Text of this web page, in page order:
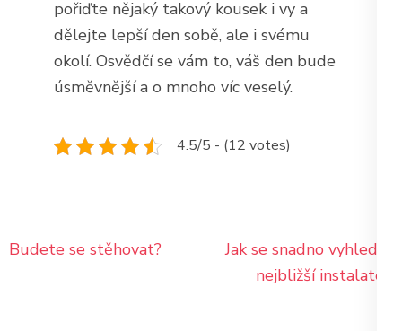
pořiďte nějaký takový kousek i vy a
dělejte lepší den sobě, ale i svému
okolí. Osvědčí se vám to, váš den bude
úsměvnější a o mnoho víc veselý.
4.5/5 - (12 votes)
Navigace
Budete se stěhovat?
Jak se snadno vyhledají
nejbližší instalatéři